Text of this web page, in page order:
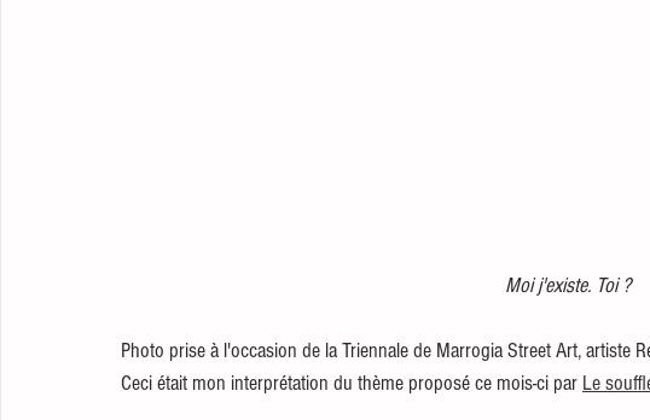
Moi j'existe. Toi ?
Photo prise à l'occasion de la Triennale de Marrogia Street Art, artiste
Ceci était mon interprétation du thème proposé ce mois-ci par Le